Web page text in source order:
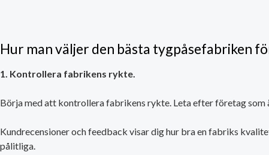
Hur man väljer den bästa tygpåsefabriken
1. Kontrollera fabrikens rykte.
Börja med att kontrollera fabrikens rykte. Leta efter företag som
Kundrecensioner och feedback visar dig hur bra en fabriks
pålitliga.